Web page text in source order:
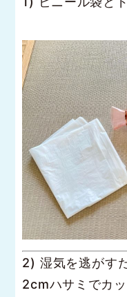
2) 湿気を逃がす
2cmハサミでカッ